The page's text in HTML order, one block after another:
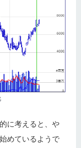
に考えると、や
めているようで